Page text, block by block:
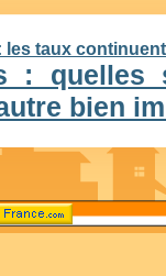
les taux
: quelles
bien